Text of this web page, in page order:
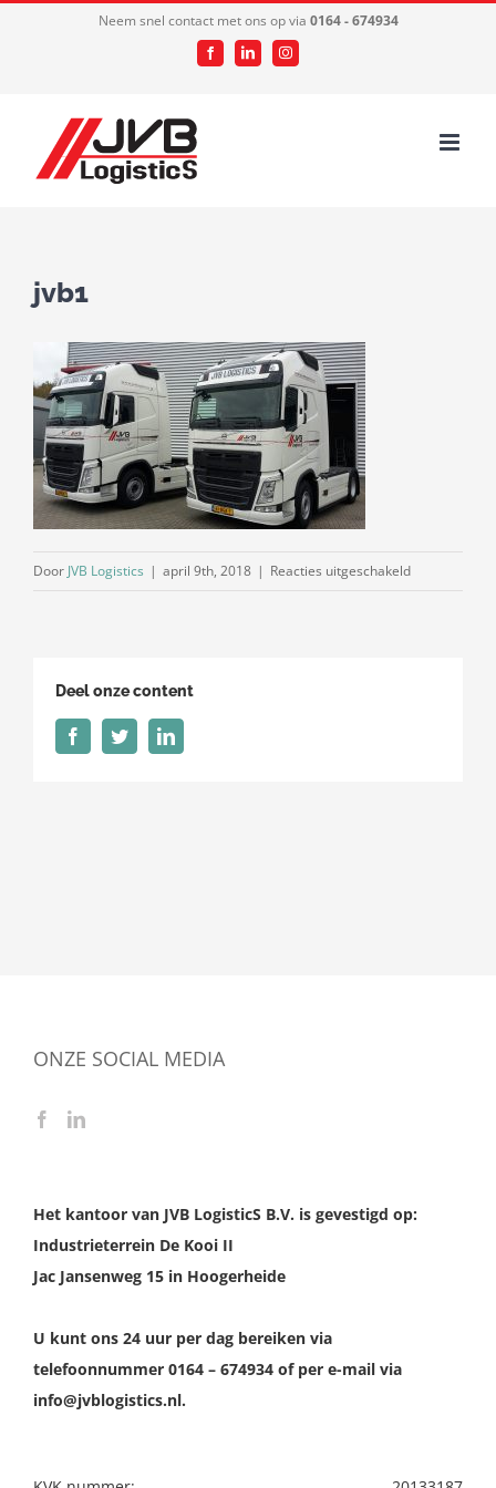
Neem snel contact met ons op via 0164 - 674934
FacebookLinkedInInstagram
jvb1
Door JVB Logistics | april 9th, 2018 | Reacties uitgeschakeldvoor
Deel onze content
FacebookTwitterLinkedIn
ONZE SOCIAL MEDIA
Het kantoor van JVB LogisticS B.V. is gevestigd op:
Industrieterrein De Kooi II
Jac Jansenweg 15 in Hoogerheide
U kunt ons 24 uur per dag bereiken via
telefoonnummer 0164 – 674934 of per e-mail via
info@jvblogistics.nl.